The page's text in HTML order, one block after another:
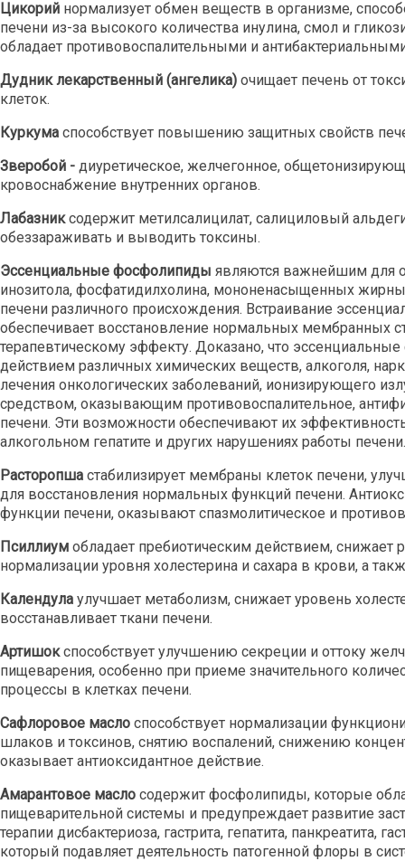
Цикорий нормализует обмен веществ в организме,
печени из-за высокого количества инулина, смол и
обладает противовоспалительными и
Дудник лекарственный (ангелика) очищает печень от
клеток.
Куркума способствует повышению защитных свойств
Зверобой - диуретическое, желчегонное,
кровоснабжение внутренних органов.
Лабазниксодержит метилсалицилат, салициловый
обеззараживать и выводить токсины.
Эссенциальные фосфолипиды являются важнейшим для
инозитола, фосфатидилхолина, мононенасыщенных
печени различного происхождения. Встраивание
обеспечивает восстановление нормальных мембранных
терапевтическому эффекту. Доказано, что
действием различных химических веществ, алкоголя,
лечения онкологических заболеваний, ионизирующего
средством, оказывающим противовоспалительное,
печени. Эти возможности обеспечивают их
алкогольном гепатите и других нарушениях работы печени.
Расторопша стабилизирует мембраны клеток печени,
для восстановления нормальных функций печени.
функции печени, оказывают спазмолитическое и
Псиллиум обладает пребиотическим действием,
нормализации уровня холестерина и сахара в крови, а
Календула улучшает метаболизм, снижает уровень
восстанавливает ткани печени.
Артишокспособствует улучшению секреции и оттоку
пищеварения, особенно при приеме значительного
процессы в клетках печени.
Сафлоровое масло способствует нормализации
шлаков и токсинов, снятию воспалений, снижению
оказывает антиоксидантное действие.
Амарантовое масло содержит фосфолипиды, которые
пищеварительной системы и предупреждает развитие
терапии дисбактериоза, гастрита, гепатита, панкреатита,
который подавляет деятельность патогенной флоры в